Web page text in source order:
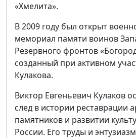
«Хмелита».
В 2009 году был открыт
мемориал памяти воинов
Резервного фронтов
созданный при активном
Кулакова.
Виктор Евгеньевич Кулаков
след в истории реставрации
памятников и развитии
России. Его труды и